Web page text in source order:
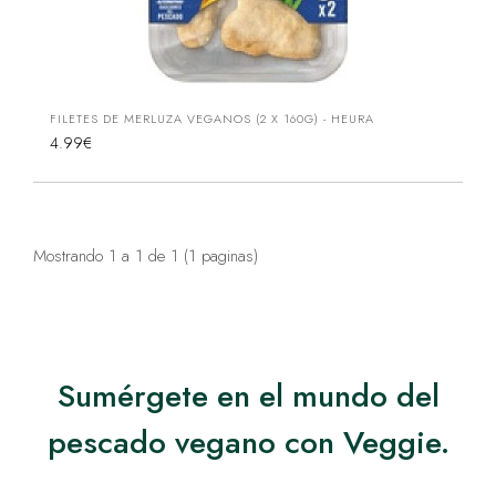
FILETES DE MERLUZA VEGANOS (2 X 160G) - HEURA
4.99€
Mostrando 1 a 1 de 1 (1 paginas)
Sumérgete en el mundo del
pescado vegano con Veggie.